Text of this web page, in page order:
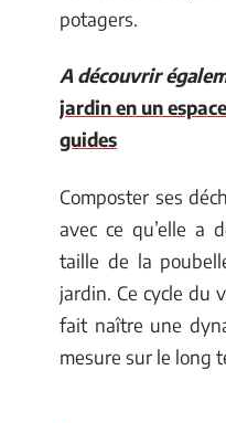
potagers.
A découvrir
jardin en un
guides
Composter ses
avec ce qu’elle a
taille de la
jardin. Ce cycle du
fait naître une
mesure sur le long